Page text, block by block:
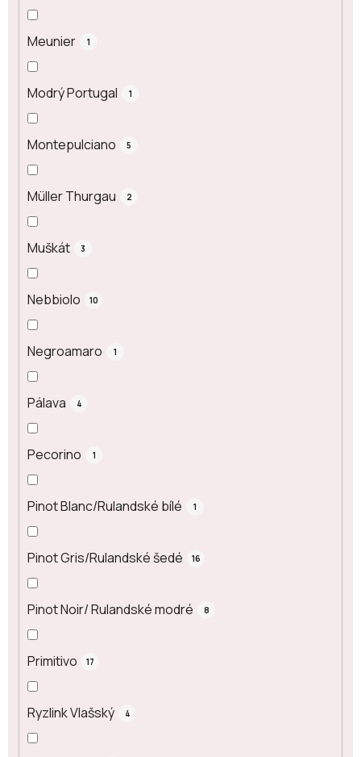
Meunier 1
Modrý Portugal 1
Montepulciano 5
Müller Thurgau 2
Muškát 3
Nebbiolo 10
Negroamaro 1
Pálava 4
Pecorino 1
Pinot Blanc/Rulandské bílé 1
Pinot Gris/Rulandské šedé 16
Pinot Noir/ Rulandské modré 8
Primitivo 17
Ryzlink Vlašský 4